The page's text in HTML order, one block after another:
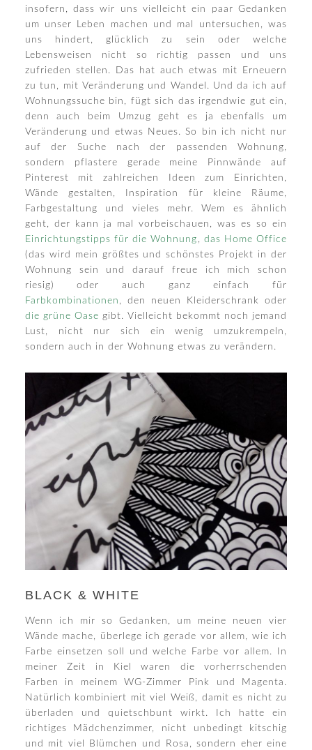
insofern, dass wir uns vielleicht ein paar Gedanken
um unser Leben machen und mal untersuchen, was
uns hindert, glücklich zu sein oder welche
Lebensweisen nicht so richtig passen und uns
zufrieden stellen. Das hat auch etwas mit Erneuern
zu tun, mit Veränderung und Wandel. Und da ich auf
Wohnungssuche bin, fügt sich das irgendwie gut ein,
denn auch beim Umzug geht es ja ebenfalls um
Veränderung und etwas Neues. So bin ich nicht nur
auf der Suche nach der passenden Wohnung,
sondern pflastere gerade meine Pinnwände auf
Pinterest mit zahlreichen Ideen zum Einrichten,
Wände gestalten, Inspiration für kleine Räume,
Farbgestaltung und vieles mehr. Wem es ähnlich
geht, der kann ja mal vorbeischauen, was es so ein
Einrichtungstipps für die Wohnung , das Home Office
(das wird mein größtes und schönstes Projekt in der
Wohnung sein und darauf freue ich mich schon
riesig) oder auch ganz einfach für
Farbkombinationen , den neuen Kleiderschrank oder
die grüne Oase gibt. Vielleicht bekommt noch jemand
Lust, nicht nur sich ein wenig umzukrempeln,
sondern auch in der Wohnung etwas zu verändern.
BLACK & WHITE
Wenn ich mir so Gedanken, um meine neuen vier
Wände mache, überlege ich gerade vor allem, wie ich
Farbe einsetzen soll und welche Farbe vor allem. In
meiner Zeit in Kiel waren die vorherrschenden
Farben in meinem WG-Zimmer Pink und Magenta.
Natürlich kombiniert mit viel Weiß, damit es nicht zu
überladen und quietschbunt wirkt. Ich hatte ein
richtiges Mädchenzimmer, nicht unbedingt kitschig
und mit viel Blümchen und Rosa, sondern eher eine